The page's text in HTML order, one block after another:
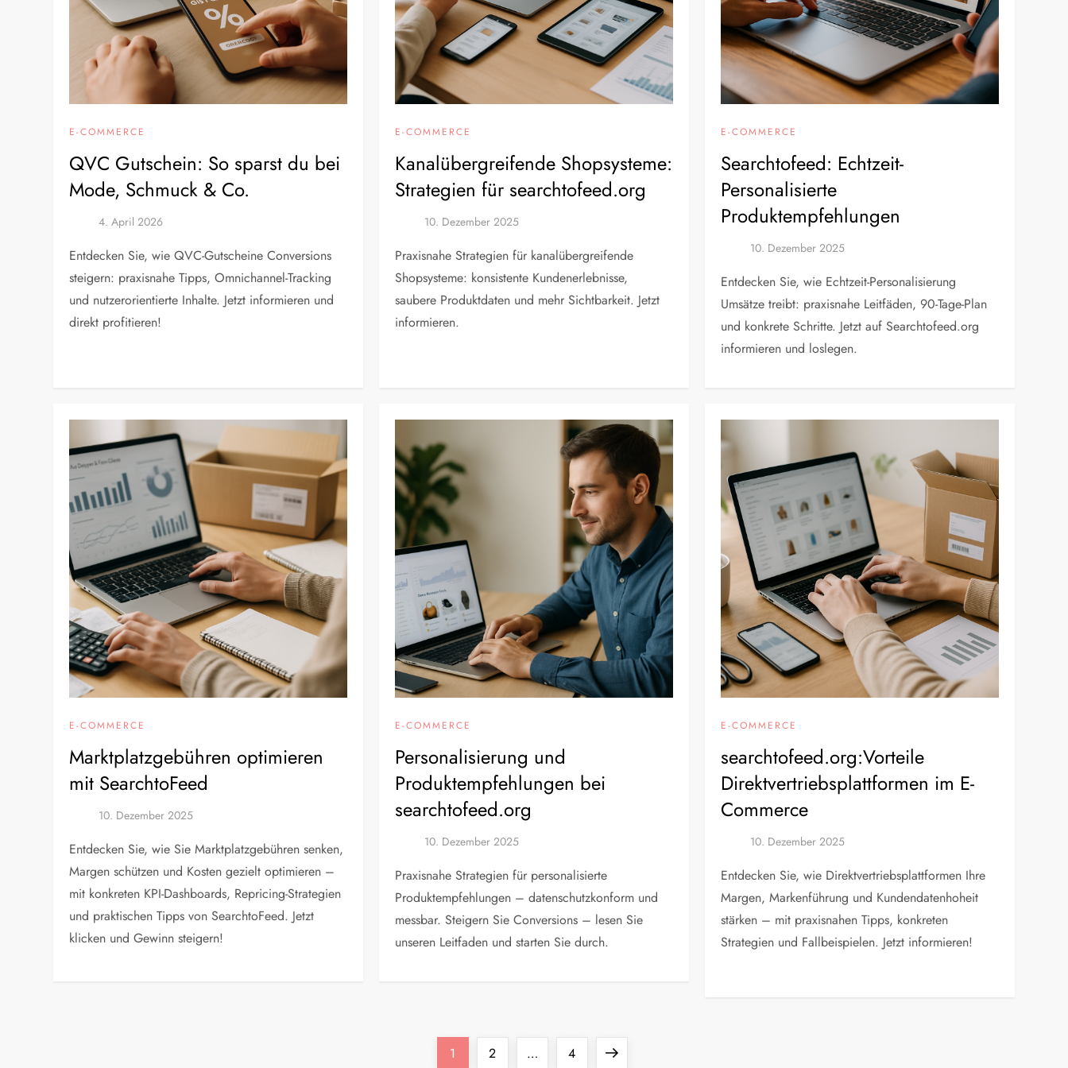
E-COMMERCE
QVC Gutschein: So sparst du bei
Mode, Schmuck & Co.
Entdecken Sie, wie QVC-Gutscheine Conversions
steigern: praxisnahe Tipps, Omnichannel-Tracking
und nutzerorientierte Inhalte. Jetzt informieren und
direkt profitieren!
E-COMMERCE
Kanalübergreifende Shopsysteme:
Strategien für searchtofeed.org
Praxisnahe Strategien für kanalübergreifende
Shopsysteme: konsistente Kundenerlebnisse,
saubere Produktdaten und mehr Sichtbarkeit. Jetzt
informieren.
E-COMMERCE
Searchtofeed: Echtzeit-
Personalisierte
Produktempfehlungen
Entdecken Sie, wie Echtzeit-Personalisierung
Umsätze treibt: praxisnahe Leitfäden, 90-Tage-Plan
und konkrete Schritte. Jetzt auf Searchtofeed.org
informieren und loslegen.
E-COMMERCE
Marktplatzgebühren optimieren
mit SearchtoFeed
Entdecken Sie, wie Sie Marktplatzgebühren senken,
Margen schützen und Kosten gezielt optimieren –
mit konkreten KPI-Dashboards, Repricing-Strategien
und praktischen Tipps von SearchtoFeed. Jetzt
klicken und Gewinn steigern!
E-COMMERCE
Personalisierung und
Produktempfehlungen bei
searchtofeed.org
Praxisnahe Strategien für personalisierte
Produktempfehlungen – datenschutzkonform und
messbar. Steigern Sie Conversions – lesen Sie
unseren Leitfaden und starten Sie durch.
E-COMMERCE
searchtofeed.org:Vorteile
Direktvertriebsplattformen im E-
Commerce
Entdecken Sie, wie Direktvertriebsplattformen Ihre
Margen, Markenführung und Kundendatenhoheit
stärken – mit praxisnahen Tipps, konkreten
Strategien und Fallbeispielen. Jetzt informieren!
Seite
1 Seite
2 … Seite
4 Nächste